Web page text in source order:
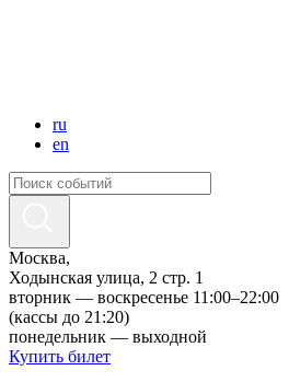
ru
en
Москва,
Ходынская улица, 2 стр. 1
вторник — воскресенье 11:00–22:00
(кассы до 21:20)
понедельник — выходной
Купить билет